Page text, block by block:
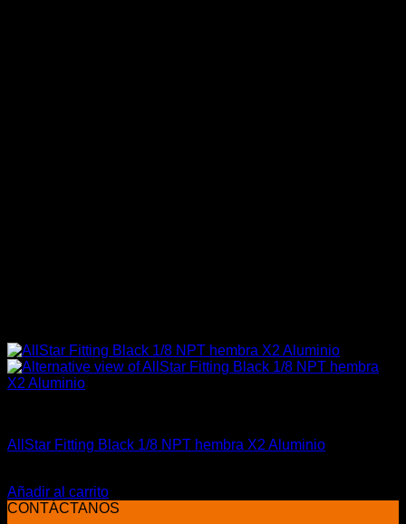
AllStar Fitting Black 1/8 NPT hembra X2 Aluminio
precio
original actual
Añadir al carrito
CONTÁCTANOS